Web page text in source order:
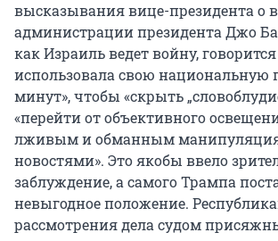
высказывания вице-президента о
администрации президента Джо
как Израиль ведет войну, говорится
использовала свою национальную
минут», чтобы «скрыть
«перейти от объективного
лживым и обманным
новостями». Это якобы ввело
заблуждение, а самого Трампа
невыгодное положение.
рассмотрения дела судом